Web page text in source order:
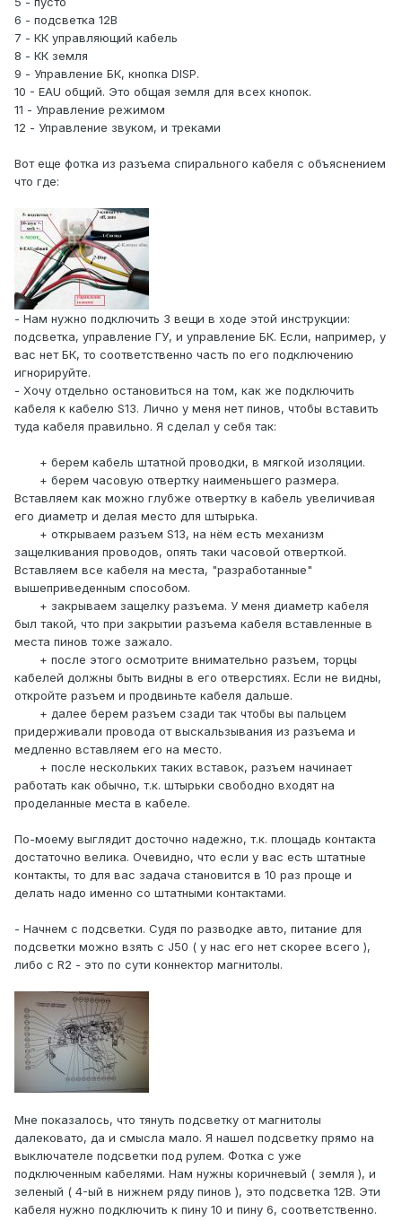
6 - подсветка 12В
7 - КК управляющий кабель
8 - КК земля
9 - Управление БК, кнопка DISP.
10 - EAU общий. Это общая земля для всех кнопок.
11 - Управление режимом
12 - Управление звуком, и треками
Вот еще фотка из разъема спирального кабеля с объяснением
что где:
- Нам нужно подключить 3 вещи в ходе этой инструкции:
подсветка, управление ГУ, и управление БК. Если, например, у
вас нет БК, то соответственно часть по его подключению
игнорируйте.
- Хочу отдельно остановиться на том, как же подключить
кабеля к кабелю S13. Лично у меня нет пинов, чтобы вставить
туда кабеля правильно. Я сделал у себя так:
+ берем кабель штатной проводки, в мягкой изоляции.
+ берем часовую отвертку наименьшего размера.
Вставляем как можно глубже отвертку в кабель увеличивая
его диаметр и делая место для штырька.
+ открываем разъем S13, на нём есть механизм
защелкивания проводов, опять таки часовой отверткой.
Вставляем все кабеля на места, "разработанные"
вышеприведенным способом.
+ закрываем защелку разъема. У меня диаметр кабеля
был такой, что при закрытии разъема кабеля вставленные в
места пинов тоже зажало.
+ после этого осмотрите внимательно разъем, торцы
кабелей должны быть видны в его отверстиях. Если не видны,
откройте разъем и продвиньте кабеля дальше.
+ далее берем разъем сзади так чтобы вы пальцем
придерживали провода от выскальзывания из разъема и
медленно вставляем его на место.
+ после нескольких таких вставок, разъем начинает
работать как обычно, т.к. штырьки свободно входят на
проделанные места в кабеле.
По-моему выглядит досточно надежно, т.к. площадь контакта
достаточно велика. Очевидно, что если у вас есть штатные
контакты, то для вас задача становится в 10 раз проще и
делать надо именно со штатными контактами.
- Начнем с подсветки. Судя по разводке авто, питание для
подсветки можно взять с J50 ( у нас его нет скорее всего ),
либо с R2 - это по сути коннектор магнитолы.
Мне показалось, что тянуть подсветку от магнитолы
далековато, да и смысла мало. Я нашел подсветку прямо на
выключателе подсветки под рулем. Фотка с уже
подключенным кабелями. Нам нужны коричневый ( земля ), и
зеленый ( 4-ый в нижнем ряду пинов ), это подсветка 12В. Эти
кабеля нужно подключить к пину 10 и пину 6, соответственно.